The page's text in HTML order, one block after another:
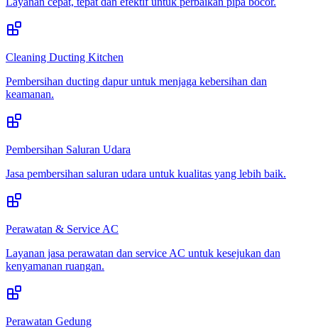
Cleaning Ducting Kitchen
Pembersihan ducting dapur untuk menjaga kebersihan dan
keamanan.
Pembersihan Saluran Udara
Jasa pembersihan saluran udara untuk kualitas yang lebih baik.
Perawatan & Service AC
Layanan jasa perawatan dan service AC untuk kesejukan dan
kenyamanan ruangan.
Perawatan Gedung